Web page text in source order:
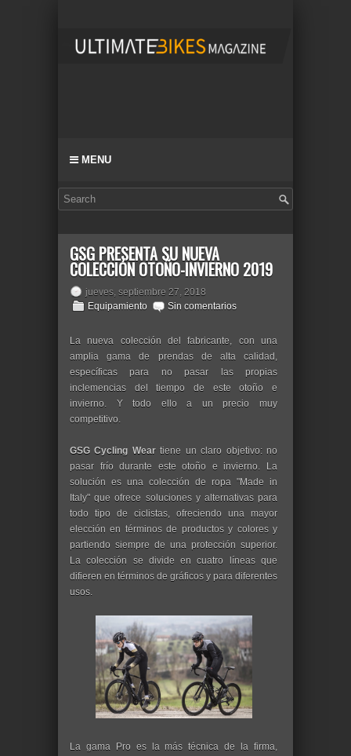
MENU
GSG PRESENTA SU NUEVA
COLECCIÓN OTOÑO-INVIERNO 2019
jueves, septiembre 27, 2018
Equipamiento
Sin comentarios
La nueva colección del fabricante, con una
amplia gama de prendas de alta calidad,
específicas para no pasar las propias
inclemencias del tiempo de este otoño e
invierno. Y todo ello a un precio muy
competitivo.
GSG Cycling Weartiene un claro objetivo: no
pasar frío durante este otoño e invierno. La
solución es una colección de ropa "Made in
Italy" que ofrece soluciones y alternativas para
todo tipo de ciclistas, ofreciendo una mayor
elección en términos de productos y colores y
partiendo siempre de una protección superior.
La colección se divide en cuatro líneas que
difieren en términos de gráficos y para diferentes
usos.
La gama Pro es la más técnica de la firma,